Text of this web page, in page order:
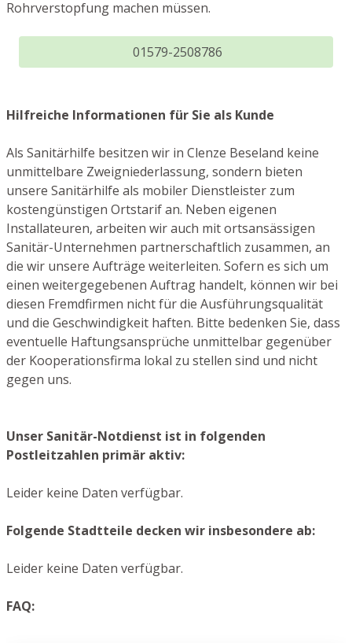
Rohrverstopfung machen müssen.
01579-2508786
Hilfreiche Informationen für Sie als Kunde
Als Sanitärhilfe besitzen wir in Clenze Beseland keine
unmittelbare Zweigniederlassung, sondern bieten
unsere Sanitärhilfe als mobiler Dienstleister zum
kostengünstigen Ortstarif an. Neben eigenen
Installateuren, arbeiten wir auch mit ortsansässigen
Sanitär-Unternehmen partnerschaftlich zusammen, an
die wir unsere Aufträge weiterleiten. Sofern es sich um
einen weitergegebenen Auftrag handelt, können wir bei
diesen Fremdfirmen nicht für die Ausführungsqualität
und die Geschwindigkeit haften. Bitte bedenken Sie, dass
eventuelle Haftungsansprüche unmittelbar gegenüber
der Kooperationsfirma lokal zu stellen sind und nicht
gegen uns.
Unser Sanitär-Notdienst ist in folgenden
Postleitzahlen primär aktiv:
Leider keine Daten verfügbar.
Folgende Stadtteile decken wir insbesondere ab:
Leider keine Daten verfügbar.
FAQ: